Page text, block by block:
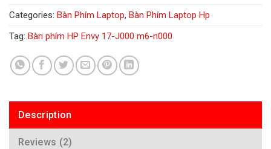
Categories: Bàn Phím Laptop, Bàn Phím Laptop Hp
Tag: Bàn phím HP Envy 17-J000 m6-n000
Description
Reviews (2)